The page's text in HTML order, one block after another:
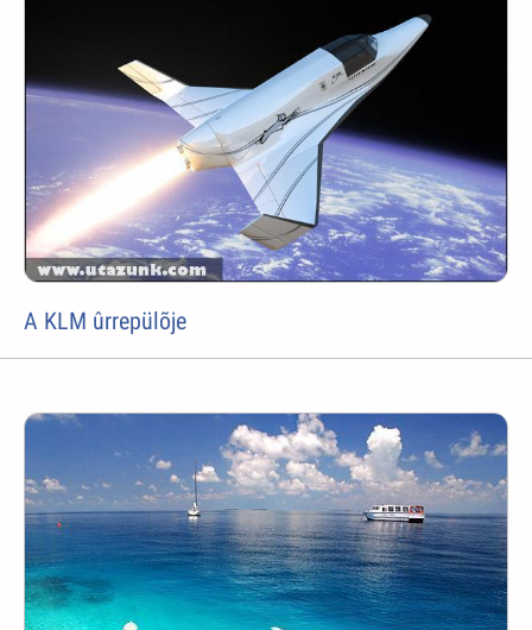
A KLM ûrrepülõje